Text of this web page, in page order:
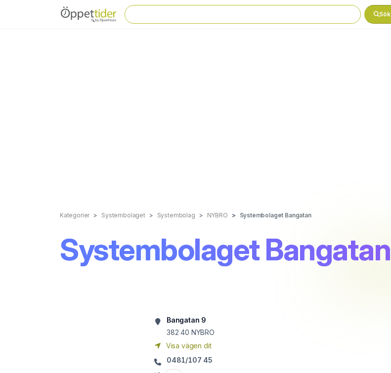
Sök
Kategorier Systembolaget Systembolag NYBRO Systembolaget Bangatan
Systembolaget Bangatan
Bangatan 9
382 40 NYBRO
Visa vägen dit
0481/107 45